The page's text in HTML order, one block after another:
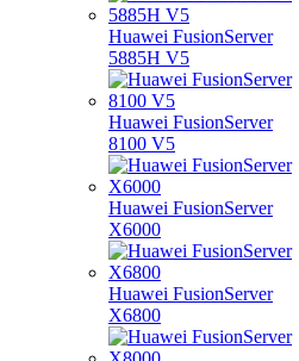
Huawei FusionServer
5885H V5
Huawei FusionServer
8100 V5
Huawei FusionServer
X6000
Huawei FusionServer
X6800